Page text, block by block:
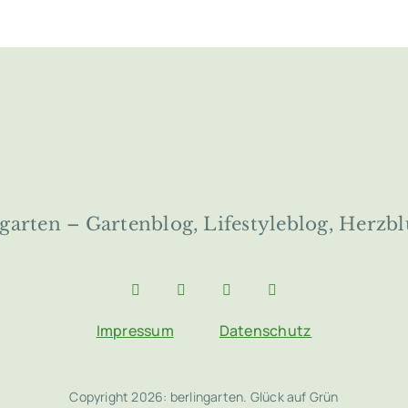
– Gartenblog, Lifestyleblog,
Impressum Datenschutz
Copyright 2026: berlingarten. Glück auf Grün